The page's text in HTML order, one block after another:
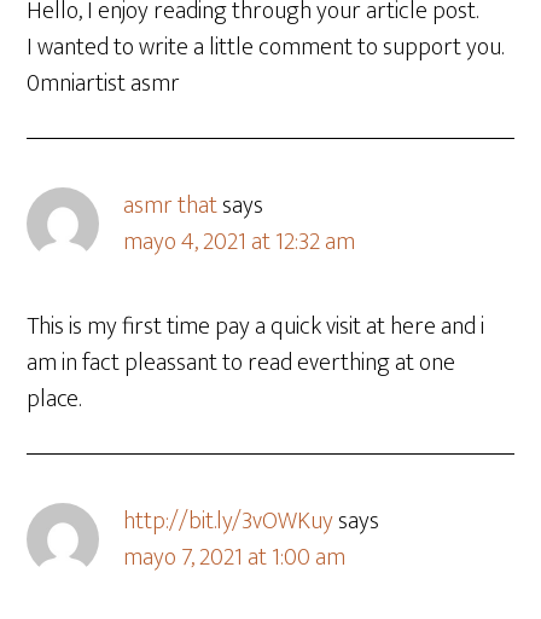
Hello, I enjoy reading through your article post.
I wanted to write a little comment to support you.
0mniartist asmr
asmr thatsays
mayo 4, 2021 at 12:32 am
This is my first time pay a quick visit at here and i
am in fact pleassant to read everthing at one
place.
http://bit.ly/3vOWKuysays
mayo 7, 2021 at 1:00 am